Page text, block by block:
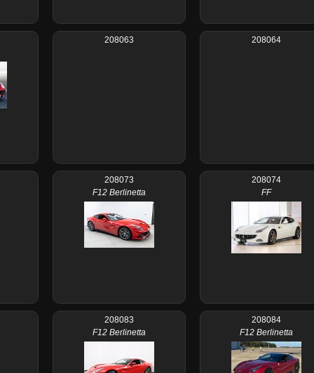
208063 208064
208073
F12 Berlinetta
208074
FF
208083
F12 Berlinetta
208084
F12 Berlinetta